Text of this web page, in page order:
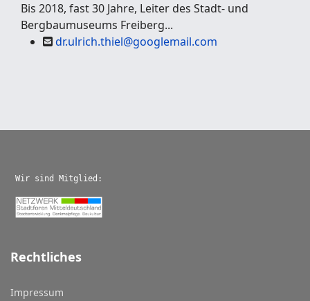
Bis 2018, fast 30 Jahre, Leiter des Stadt- und
Bergbaumuseums Freiberg...
dr.ulrich.thiel@googlemail.com
Wir sind Mitglied:
Rechtliches
Impressum